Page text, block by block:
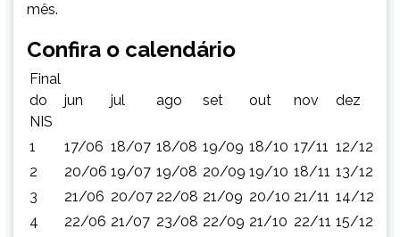
mês.
Confira o calendário
Final
do
NIS
jun jul ago set out nov dez
1 17/06 18/07 18/08 19/09 18/10 17/11 12/12
2
20/06 19/07 19/08 20/09 19/10 18/11 13/12
3
21/06 20/07 22/08 21/09 20/10 21/11 14/12
4
22/06 21/07 23/08 22/09 21/10 22/11 15/12